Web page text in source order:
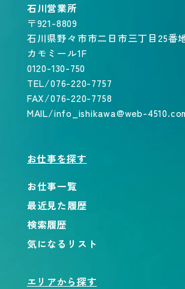
石川営業所
〒921-8809
石川県野々市市二日市三丁目25番
カモミール1F
0120-130-750
TEL/076-220-7757
FAX/076-220-7758
MAIL/info_ishikawa@web-
お仕事を探す
お仕事一覧
最近見た履歴
検索履歴
気になるリスト
エリアから探す